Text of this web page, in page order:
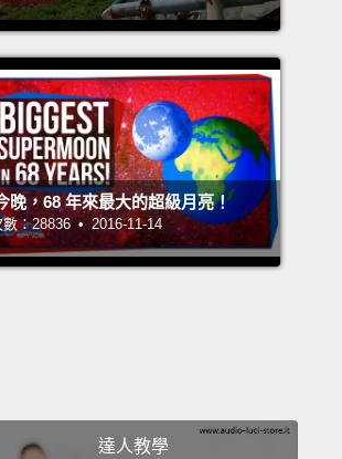
造出更多垃圾。
crew aboard the International
to evacuate
because a small
station with very little warning.
Research Council said space
太空站上的人員們差點就必須撤
atmosphere.
晚，68 年來最大的超級月亮！
數：28836 • 2016-11-14
達人教學